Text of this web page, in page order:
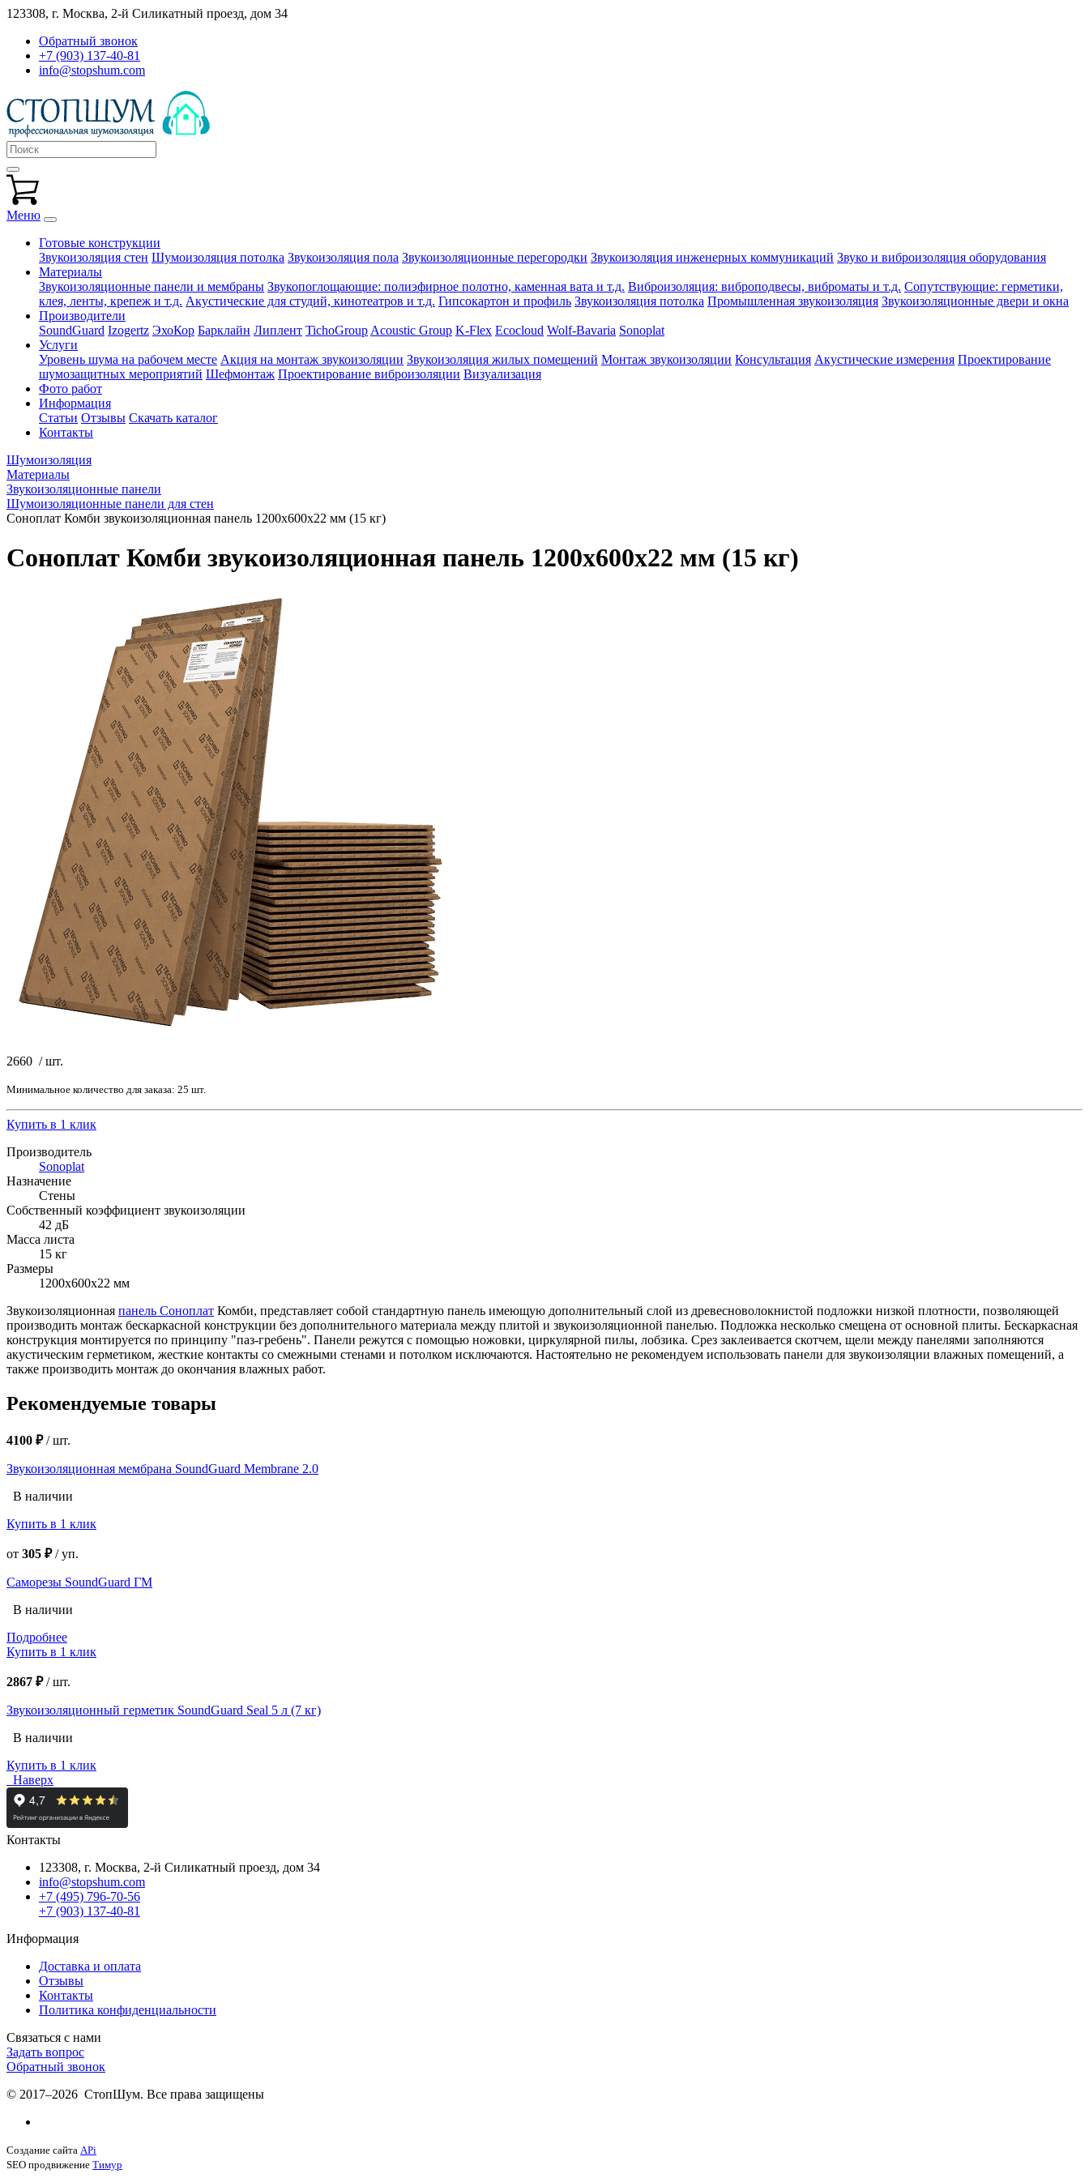
123308, г. Москва, 2-й Силикатный проезд, дом 34
Обратный звонок
+7 (903) 137-40-81
info@stopshum.com
Меню
Готовые конструкции
Звукоизоляция стен Шумоизоляция потолка Звукоизоляция пола Звукоизоляционные перегородки Звукоизоляция инженерных коммуникаций Звуко и виброизоляция оборудования
Материалы
Звукоизоляционные панели и мембраны Звукопоглощающие: полиэфирное полотно, каменная вата и т.д. Виброизоляция: виброподвесы, виброматы и т.д. Сопутствующие: герметики,
клея, ленты, крепеж и т.д. Акустические для студий, кинотеатров и т.д. Гипсокартон и профиль Звукоизоляция потолка Промышленная звукоизоляция Звукоизоляционные двери и окна
Производители
SoundGuard Izogertz ЭхоКор Барклайн Липлент TichoGroup Acoustic Group K-Flex Ecocloud Wolf-Bavaria Sonoplat
Услуги
Уровень шума на рабочем месте Акция на монтаж звукоизоляции Звукоизоляция жилых помещений Монтаж звукоизоляции Консультация Акустические измерения Проектирование
шумозащитных мероприятий Шефмонтаж Проектирование виброизоляции Визуализация
Фото работ
Информация
Статьи Отзывы Скачать каталог
Контакты
Шумоизоляция
Материалы
Звукоизоляционные панели
Шумоизоляционные панели для стен
Соноплат Комби звукоизоляционная панель 1200х600х22 мм (15 кг)
Соноплат Комби звукоизоляционная панель 1200х600х22 мм (15 кг)
2660 /шт.
Минимальное количество для заказа: 25 шт.
Купить в 1 клик
Производитель
Sonoplat
Назначение
Стены
Собственный коэффициент звукоизоляции
42 дБ
Масса листа
15 кг
Размеры
1200х600х22 мм
Звукоизоляционная панель Соноплат Комби, представляет собой стандартную панель имеющую дополнительный слой из древесноволокнистой подложки низкой плотности, позволяющей
производить монтаж бескаркасной конструкции без дополнительного материала между плитой и звукоизоляционной панелью. Подложка несколько смещена от основной плиты. Бескаркасная
конструкция монтируется по принципу "паз-гребень". Панели режутся с помощью ножовки, циркулярной пилы, лобзика. Срез заклеивается скотчем, щели между панелями заполняются
акустическим герметиком, жесткие контакты со смежными стенами и потолком исключаются. Настоятельно не рекомендуем использовать панели для звукоизоляции влажных помещений, а
также производить монтаж до окончания влажных работ.
Рекомендуемые товары
4100 ₽/шт.
Звукоизоляционная мембрана SoundGuard Membrane 2.0
В наличии
Купить в 1 клик
от 305 ₽/уп.
Саморезы SoundGuard ГМ
В наличии
Подробнее
Купить в 1 клик
2867 ₽/шт.
Звукоизоляционный герметик SoundGuard Seal 5 л (7 кг)
В наличии
Купить в 1 клик
Наверх
Контакты
123308, г. Москва, 2-й Силикатный проезд, дом 34
info@stopshum.com
+7 (495) 796-70-56
+7 (903) 137-40-81
Информация
Доставка и оплата
Отзывы
Контакты
Политика конфиденциальности
Связаться с нами
Задать вопрос
Обратный звонок
© 2017–2026 СтопШум. Все права защищены
Создание сайта APi
SEO продвижение Тимур